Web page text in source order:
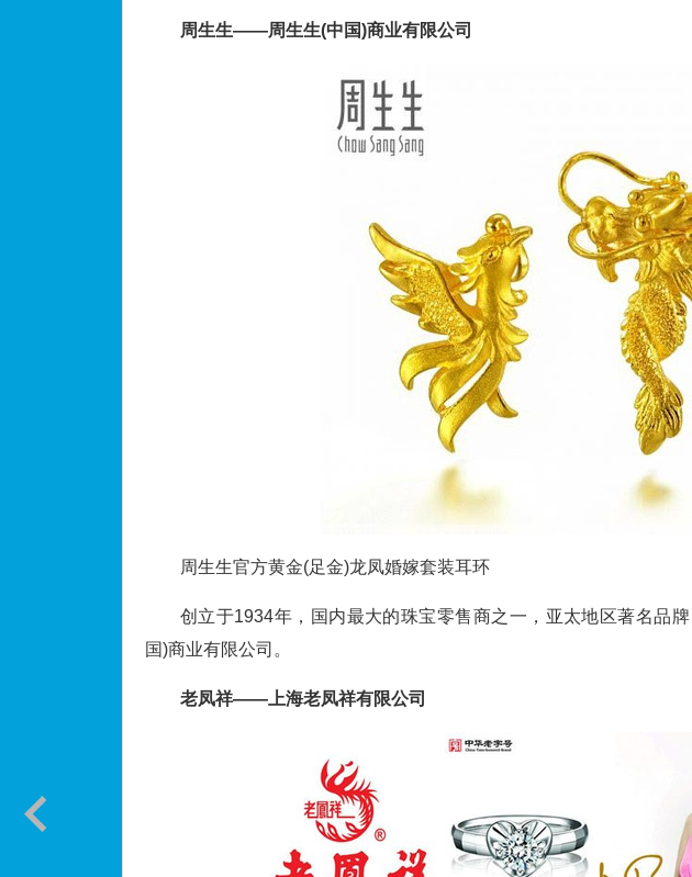
周生生——周生生(中国)商业有限公司
周生生官方黄金(足金)龙凤婚嫁套装耳环
创立于1934年，国内最大的珠宝零售商之一，亚太地区著名品
国)商业有限公司。
老凤祥——上海老凤祥有限公司